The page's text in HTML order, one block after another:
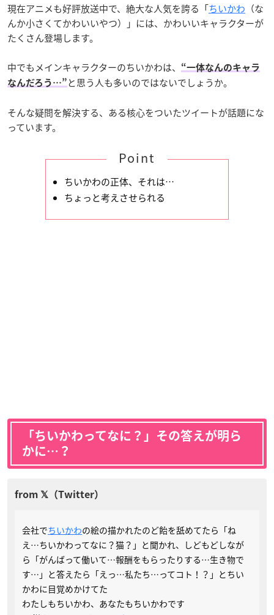
現在アニメも好評放送中で、絶大な人気を誇る「ちいかわ （な
んか小さくてかわいいやつ）」には、かわいいキャラクターが
たくさん登場します。
中でもメインキャラクターのちいかわは、
“一体なんのキャラ
なんだろう…” と思う人も多いのではないでしょうか。
そんな疑問を解決する、ある核心をついたツイートが話題にな
っています。
Point
ちいかわの正体、それは…
ちょっと考えさせられる
「ちいかわってなに？」その答えが明ら
かに…？
会社でちいかわの絵の描かれたのど飴を舐めてたら「ね
え…ちいかわってなに？猫？」と聞かれ、しどもどしなが
ら「がんばって働いて…報酬をもらったりする…生き物で
す…」と答えたら「えっ…私たち…ってコト！？」とちい
かわに目覚めかけてた
わたしもちいかわ、あなたもちいかわです